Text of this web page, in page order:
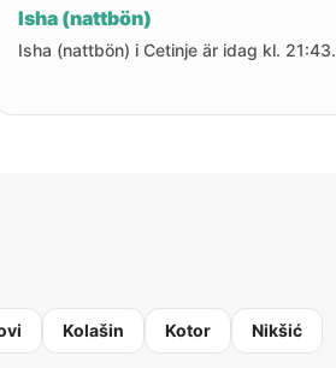
Isha (nattbön)
Isha (nattbön) i Cetinje är idag kl. 21:43.
Kolašin Kotor Nikšić